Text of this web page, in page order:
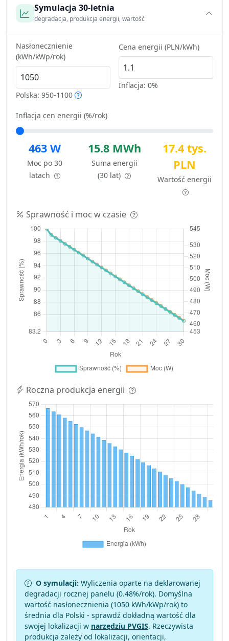
Symulacja 30-letnia
degradacja, produkcja energii, wartość
Nasłonecznienie
(kWh/kWp/rok)
Polska: 950-1100
Cena energii (PLN/kWh)
Inflacja: 0%
Inflacja cen energii (%/rok)
463 W
Moc po 30
latach
15.8 MWh
Suma energii
(30 lat)
17.4 tys.
PLN
Wartość energii
Sprawność i moc w czasie
Roczna produkcja energii
O symulacji: Wyliczenia oparte na deklarowanej
degradacji rocznej panelu (0.48%/rok). Domyślna
wartość nasłonecznienia (1050 kWh/kWp/rok) to
średnia dla Polski - sprawdź dokładną wartość dla
swojej lokalizacji w narzędziu PVGIS. Rzeczywista
produkcja zależy od lokalizacji, orientacji,